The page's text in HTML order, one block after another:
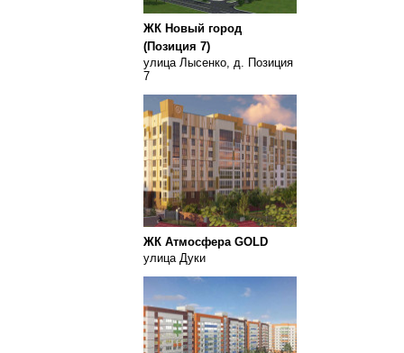
ЖК Новый город
(Позиция 7)
улица Лысенко, д. Позиция
7
ЖК Атмосфера GOLD
улица Дуки